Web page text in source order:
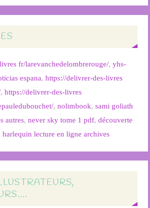
fr/larevanchedelombrerouge/,yhs-
espana,https://delivrer-des-livres
,https://delivrer-des-livres
,nolimbook,sami goliath
autres,never sky tome 1 pdf,découverte
harlequin lecture en ligne archives